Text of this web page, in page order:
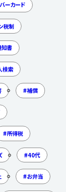
ーカード
税制
知書
検索
補償
所得税
40代
お弁当